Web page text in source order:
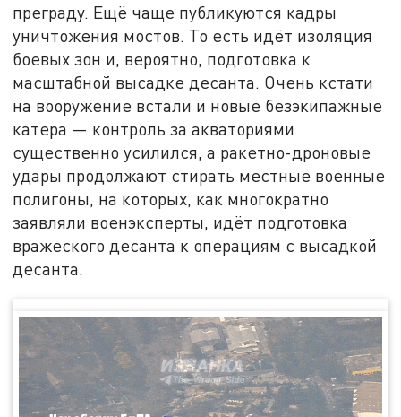
преграду. Ещё чаще публикуются кадры
уничтожения мостов. То есть идёт изоляция
боевых зон и, вероятно, подготовка к
масштабной высадке десанта. Очень кстати
на вооружение встали и новые безэкипажные
катера — контроль за акваториями
существенно усилился, а ракетно-дроновые
удары продолжают стирать местные военные
полигоны, на которых, как многократно
заявляли военэксперты, идёт подготовка
вражеского десанта к операциям с высадкой
десанта.